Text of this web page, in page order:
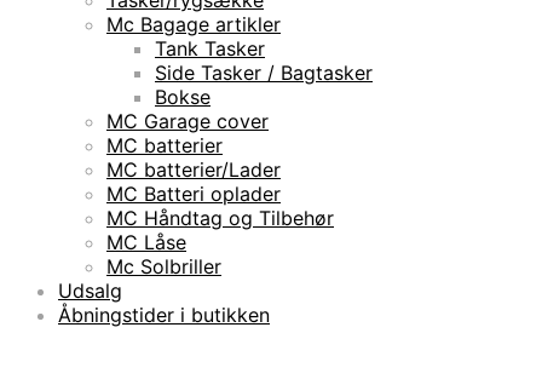
Mc Bagage artikler
Tank Tasker
Side Tasker / Bagtasker
Bokse
MC Garage cover
MC batterier
MC batterier/Lader
MC Batteri oplader
MC Håndtag og Tilbehør
MC Låse
Mc Solbriller
Udsalg
Åbningstider i butikken